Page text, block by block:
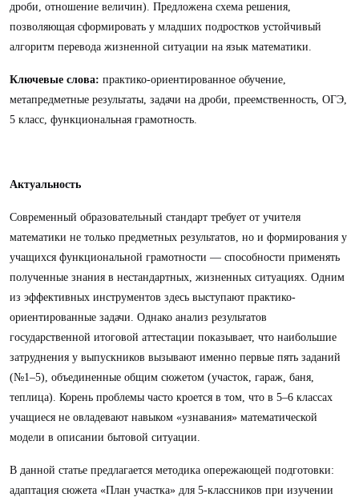
дроби, отношение величин). Предложена схема решения,
позволяющая сформировать у младших подростков устойчивый
алгоритм перевода жизненной ситуации на язык математики.
Ключевые слова: практико-ориентированное обучение,
метапредметные результаты, задачи на дроби, преемственность, ОГЭ,
5 класс, функциональная грамотность.
Актуальность
Современный образовательный стандарт требует от учителя
математики не только предметных результатов, но и формирования у
учащихся функциональной грамотности — способности применять
полученные знания в нестандартных, жизненных ситуациях. Одним
из эффективных инструментов здесь выступают практико-
ориентированные задачи. Однако анализ результатов
государственной итоговой аттестации показывает, что наибольшие
затруднения у выпускников вызывают именно первые пять заданий
(№1–5), объединенные общим сюжетом (участок, гараж, баня,
теплица). Корень проблемы часто кроется в том, что в 5–6 классах
учащиеся не овладевают навыком «узнавания» математической
модели в описании бытовой ситуации.
В данной статье предлагается методика опережающей подготовки:
адаптация сюжета «План участка» для 5-классников при изучении